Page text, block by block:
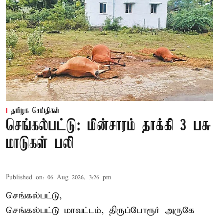
தமிழக செய்திகள்
செங்கல்பட்டு: மின்சாரம் தாக்கி 3 பசு
மாடுகள் பலி
Published on: 06 Aug 2026, 3:26 pm
செங்கல்பட்டு,
செங்கல்பட்டு மாவட்டம், திருப்போரூர் அருகே